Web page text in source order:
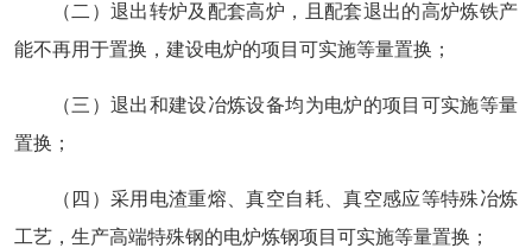
（二）退出转炉及配套高炉，且配套退出的高炉炼铁产
能不再用于置换，建设电炉的项目可实施等量置换；
（三）退出和建设冶炼设备均为电炉的项目可实施等量
置换；
（四）采用电渣重熔、真空自耗、真空感应等特殊冶炼
工艺，生产高端特殊钢的电炉炼钢项目可实施等量置换；